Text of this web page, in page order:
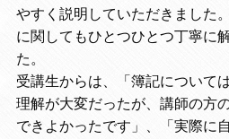
やすく説明していただきました
に関してもひとつひとつ丁寧に
た。
受講生からは、「簿記について
理解が大変だったが、講師の方
できよかったです」、「実際に